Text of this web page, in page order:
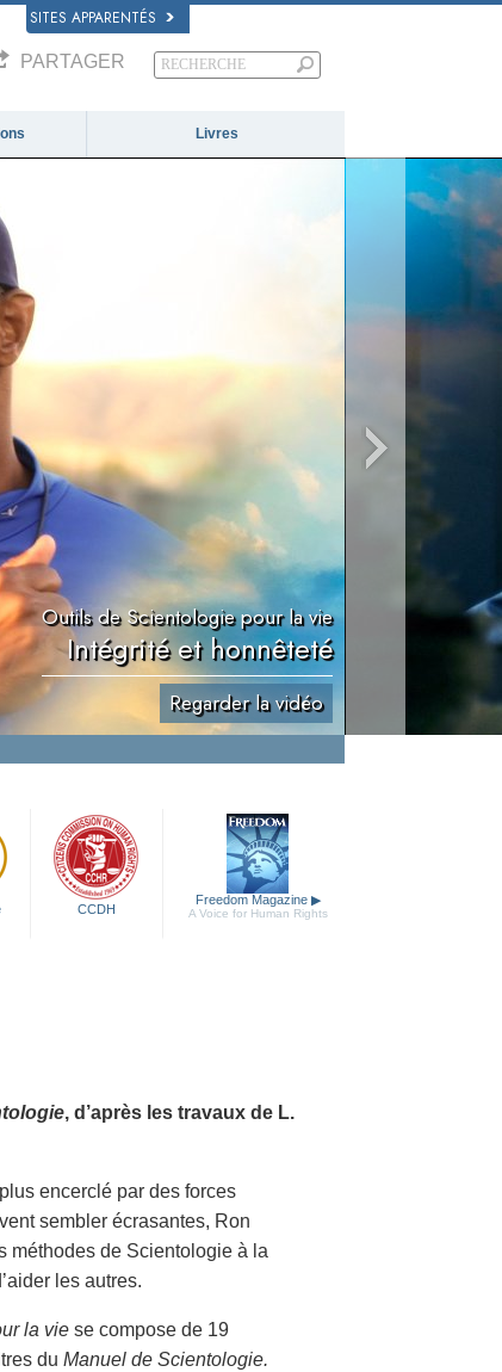
SITES APPARENTÉS
PARTAGER
Livres
Outils de Scientologie pour la vie
Intégrité et honnêteté
Regarder la vidéo
CCDH
Freedom Magazine ▶
A Voice for Human Rights
, d’après les travaux de L.
encerclé par des forces
sembler écrasantes, Ron
méthodes de Scientologie à la
les autres.
la vie se compose de 19
du Manuel de Scientologie.